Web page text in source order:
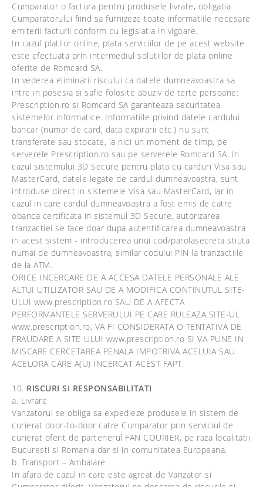
Cumparator o factura pentru produsele livrate, obligatia
Cumparatorului fiind sa furnizeze toate informatiile necesare
emiterii facturii conform cu legislatia in vigoare.
In cazul platilor online, plata serviciilor de pe acest website
este efectuata prin intermediul solutiilor de plata online
oferite de Romcard SA.
In vederea eliminarii riscului ca datele dumneavoastra sa
intre in posesia si safie folosite abuziv de terte persoane:
Prescription.ro si Romcard SA garanteaza securitatea
sistemelor informatice. Informatiile privind datele cardului
bancar (numar de card, data expirarii etc.) nu sunt
transferate sau stocate, la nici un moment de timp, pe
serverele Prescription.ro sau pe serverele Romcard SA. In
cazul sistemului 3D Secure pentru plata cu carduri Visa sau
MasterCard, datele legate de cardul dumneavoastra, sunt
introduse direct in sistemele Visa sau MasterCard, iar in
cazul in care cardul dumneavoastra a fost emis de catre
obanca certificata in sistemul 3D Secure, autorizarea
tranzactiei se face doar dupa autentificarea dumneavoastra
in acest sistem - introducerea unui cod/parolasecreta stiuta
numai de dumneavoastra, similar codului PIN la tranzactiile
de la ATM.
ORICE INCERCARE DE A ACCESA DATELE PERSONALE ALE
ALTUI UTILIZATOR SAU DE A MODIFICA CONTINUTUL SITE-
ULUI www.prescription.ro SAU DE A AFECTA
PERFORMANTELE SERVERULUI PE CARE RULEAZA SITE-UL
www.prescription.ro, VA FI CONSIDERATA O TENTATIVA DE
FRAUDARE A SITE-ULUI www.prescription.ro SI VA PUNE IN
MISCARE CERCETAREA PENALA IMPOTRIVA ACELUIA SAU
ACELORA CARE A(U) INCERCAT ACEST FAPT.
10. RISCURI SI RESPONSABILITATI
a. Livrare
Vanzatorul se obliga sa expedieze produsele in sistem de
curierat door-to-door catre Cumparator prin serviciul de
curierat oferit de partenerul FAN COURIER, pe raza localitatii
Bucuresti si Romania dar si in comunitatea Europeana.
b. Transport – Ambalare
In afara de cazul in care este agreat de Vanzator si